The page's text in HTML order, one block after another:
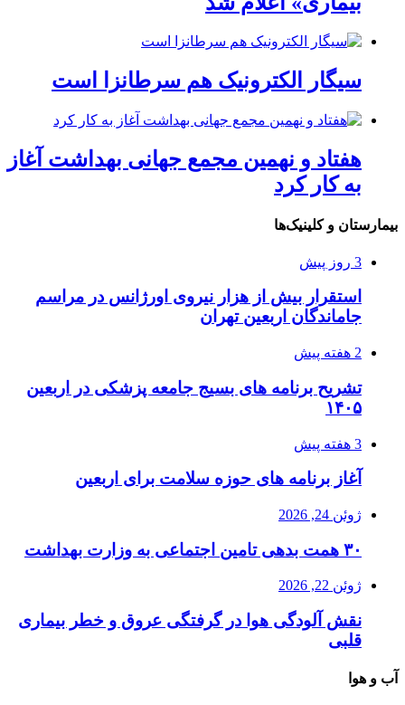
سیگار الکترونیک هم سرطانزا است
هفتاد و نهمین مجمع جهانی بهداشت آغاز
به کار کرد
بیمارستان و کلینیک‌ها
3 روز پیش
استقرار بیش از هزار نیروی اورژانس در مراسم
جاماندگان اربعین تهران
2 هفته پیش
تشریح برنامه های بسیج جامعه پزشکی در اربعین
۱۴۰۵
3 هفته پیش
آغاز برنامه های حوزه سلامت برای اربعین
ژوئن 24, 2026
۳۰ همت بدهی تامین اجتماعی به وزارت بهداشت
ژوئن 22, 2026
نقش آلودگی هوا در گرفتگی عروق و خطر بیماری
قلبی
آب و هوا